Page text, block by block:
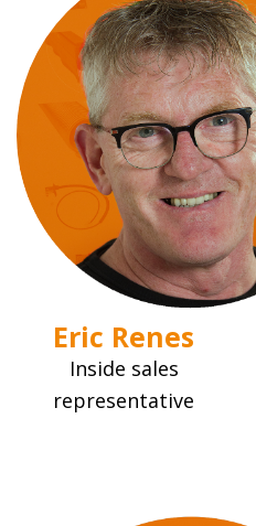
Eric Renes
Inside sales
representative